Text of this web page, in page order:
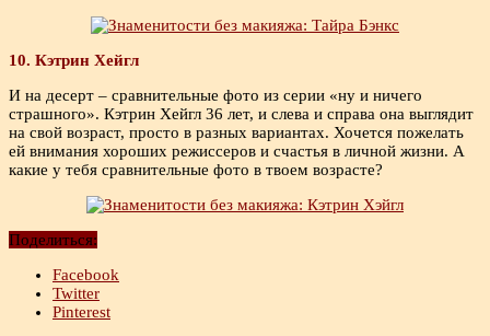
10. Кэтрин Хейгл
И на десерт – сравнительные фото из серии «ну и ничего
страшного». Кэтрин Хейгл 36 лет, и слева и справа она выглядит
на свой возраст, просто в разных вариантах. Хочется пожелать
ей внимания хороших режиссеров и счастья в личной жизни. А
какие у тебя сравнительные фото в твоем возрасте?
Поделиться:
Facebook
Twitter
Pinterest